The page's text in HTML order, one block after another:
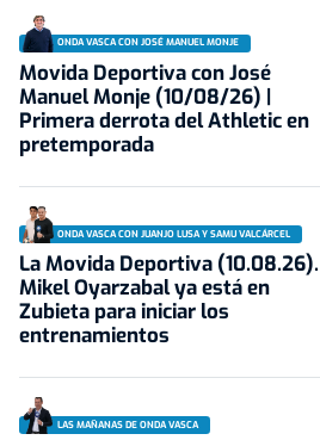
ONDA VASCA CON JOSÉ MANUEL MONJE
Movida Deportiva con José
Manuel Monje (10/08/26) |
Primera derrota del Athletic en
pretemporada
ONDA VASCA CON JUANJO LUSA Y SAMU VALCÁRCEL
La Movida Deportiva (10.08.26).
Mikel Oyarzabal ya está en
Zubieta para iniciar los
entrenamientos
LAS MAÑANAS DE ONDA VASCA